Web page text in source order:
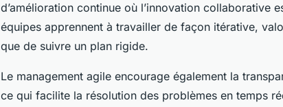
d’amélioration continue où l’innovation collaborative
équipes apprennent à travailler de façon itérative,
que de suivre un plan rigide.
Le management agile encourage également la
ce qui facilite la résolution des problèmes en temps